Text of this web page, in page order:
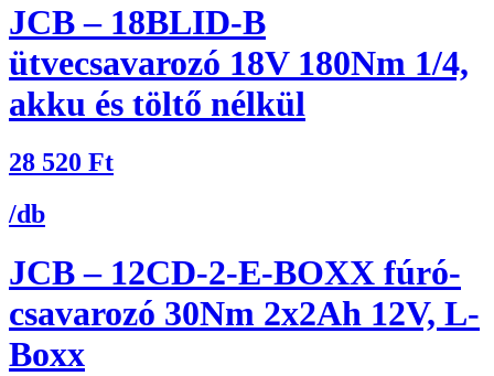
JCB – 18BLID-B
ütvecsavarozó 18V 180Nm 1/4,
akku és töltő nélkül
28 520 Ft
/db
JCB – 12CD-2-E-BOXX fúró-
csavarozó 30Nm 2x2Ah 12V, L-
Boxx